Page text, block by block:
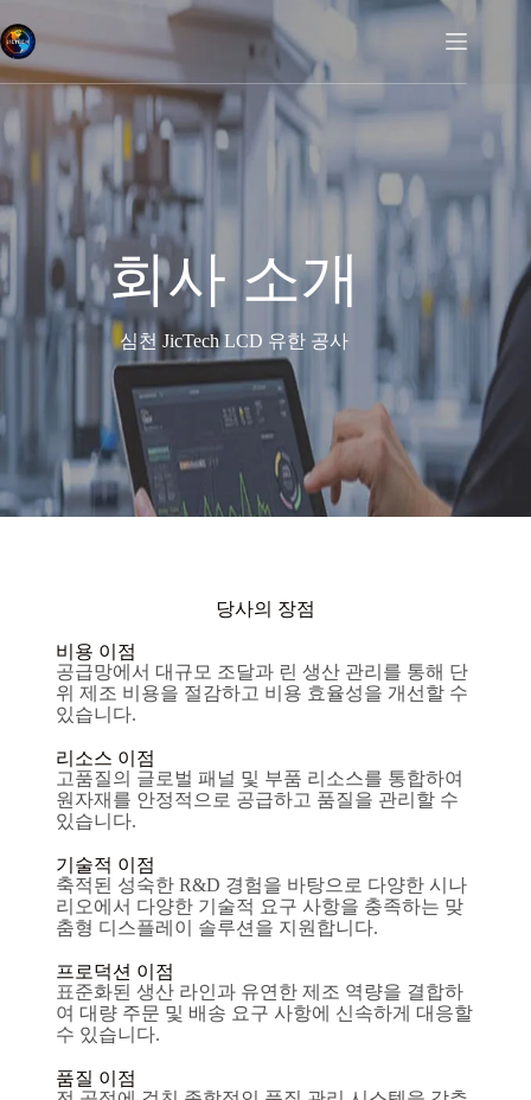
회사 소개
심천 JicTech LCD 유한 공사
당사의 장점
비용 이점
공급망에서 대규모 조달과 린 생산 관리를 통해 단
위 제조 비용을 절감하고 비용 효율성을 개선할 수
있습니다.
리소스 이점
고품질의 글로벌 패널 및 부품 리소스를 통합하여
원자재를 안정적으로 공급하고 품질을 관리할 수
있습니다.
기술적 이점
축적된 성숙한 R&D 경험을 바탕으로 다양한 시나
리오에서 다양한 기술적 요구 사항을 충족하는 맞
춤형 디스플레이 솔루션을 지원합니다.
프로덕션 이점
표준화된 생산 라인과 유연한 제조 역량을 결합하
여 대량 주문 및 배송 요구 사항에 신속하게 대응할
수 있습니다.
품질 이점